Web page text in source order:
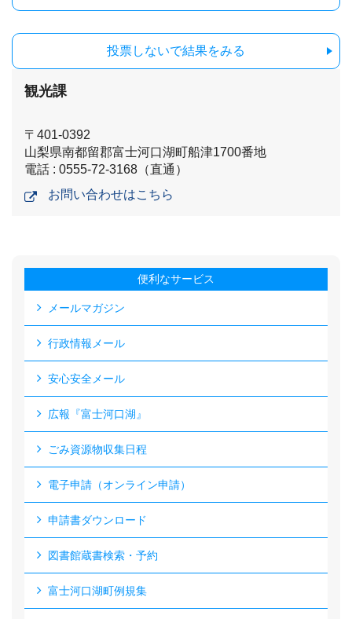
投票しないで結果をみる
観光課
〒401-0392
山梨県南都留郡富士河口湖町船津1700番地
電話 : 0555-72-3168（直通）
お問い合わせはこちら
便利なサービス
メールマガジン
行政情報メール
安心安全メール
広報『富士河口湖』
ごみ資源物収集日程
電子申請（オンライン申請）
申請書ダウンロード
図書館蔵書検索・予約
富士河口湖町例規集